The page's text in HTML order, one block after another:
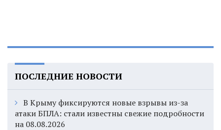
ПОСЛЕДНИЕ НОВОСТИ
В Крыму фиксируются новые взрывы из-за
атаки БПЛА: стали известны свежие подробности
на 08.08.2026